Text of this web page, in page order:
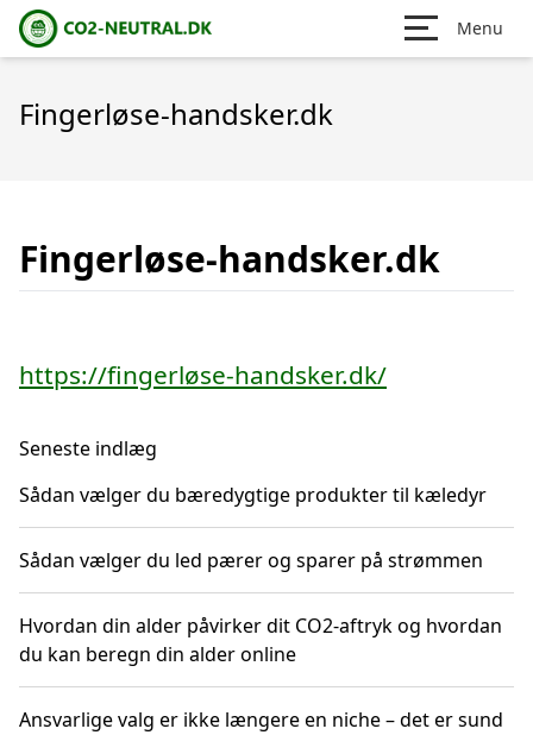
Menu
Fingerløse-handsker.dk
Fingerløse-handsker.dk
https://fingerløse-handsker.dk/
Seneste indlæg
Sådan vælger du bæredygtige produkter til kæledyr
Sådan vælger du led pærer og sparer på strømmen
Hvordan din alder påvirker dit CO2-aftryk og hvordan
du kan beregn din alder online
Ansvarlige valg er ikke længere en niche – det er sund